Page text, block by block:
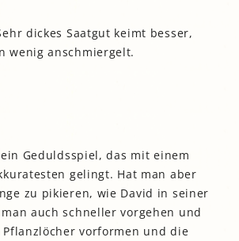
dickes Saatgut keimt besser,
wenig anschmiergelt.
Geduldsspiel, das mit einem
gelingt. Hat man aber
zu pikieren, wie David in seiner
auch schneller vorgehen und
vorformen und die